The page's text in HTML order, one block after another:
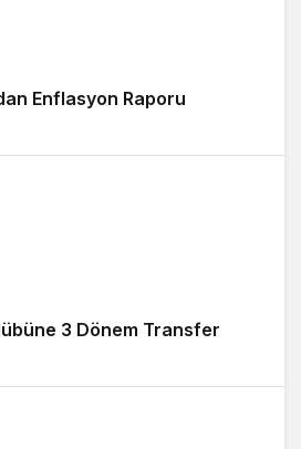
Enflasyon Raporu
3 Dönem Transfer